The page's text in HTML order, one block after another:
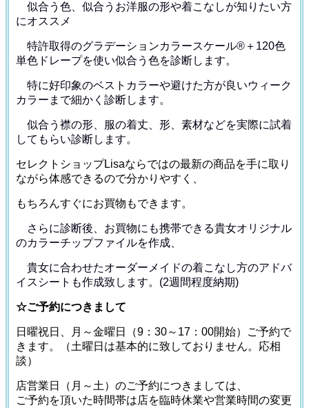
似合う色、似合うお洋服の形や着こなしが知りたい方
にオススメ
特許取得のグラデーションカラースケール®＋120色
単色ドレープを使い似合う色を診断します。
特に好印象のベストカラーや避けた方が良いウィーク
カラー まで細かく診断します。
似合う襟の形、服の着丈、形、素材などを実際に試着
してもらい診断します。
セレクトショップLisaならではの最新の商品を手に取り
ながら体感できるので分かりやすく、
もちろんすぐにお買物もできます。
さらに診断後、お買物にも携帯できる貴女オリジナル
のカラーチップファイルを作成、
貴女に合わせたオーダーメイドの着こなし方のアドバ
イス シートも作成致します。(2週間程度納期)
☆ご予約につきまして
日曜祝日、月～金曜日（9：30～17：00開始）ご予約で
きます。（土曜日は基本的に致しておりません。応相
談）
店営業日（月～土）のご予約につきましては、
ご予約を頂いた時間帯は店を臨時休業や営業時間の変更